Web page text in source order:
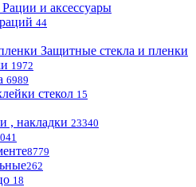
Рации и аксессуары
44
Защитные стекла и пленки
1972
6989
стекол 15
, накладки 23340
8779
262
18